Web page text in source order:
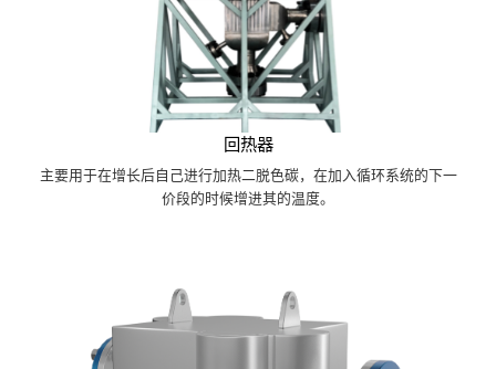
回热器
主要用于在增长后自己进行加热二脱色碳，在加入循环系统的下一
价段的时候增进其的温度。